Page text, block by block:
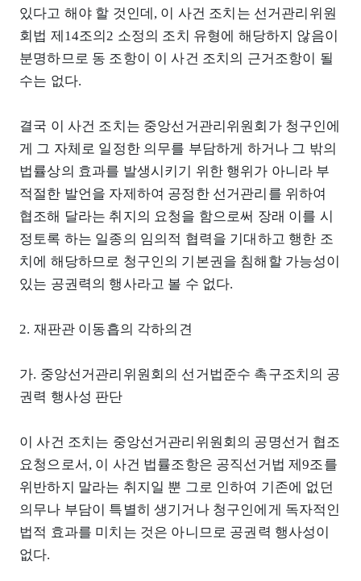
있다고 해야 할 것인데, 이 사건 조치는 선거관리위원
회법 제14조의2 소정의 조치 유형에 해당하지 않음이
분명하므로 동 조항이 이 사건 조치의 근거조항이 될
수는 없다.
결국 이 사건 조치는 중앙선거관리위원회가 청구인에
게 그 자체로 일정한 의무를 부담하게 하거나 그 밖의
법률상의 효과를 발생시키기 위한 행위가 아니라 부
적절한 발언을 자제하여 공정한 선거관리를 위하여
협조해 달라는 취지의 요청을 함으로써 장래 이를 시
정토록 하는 일종의 임의적 협력을 기대하고 행한 조
치에 해당하므로 청구인의 기본권을 침해할 가능성이
있는 공권력의 행사라고 볼 수 없다.
2. 재판관 이동흡의 각하의견
가. 중앙선거관리위원회의 선거법준수 촉구조치의 공
권력 행사성 판단
이 사건 조치는 중앙선거관리위원회의 공명선거 협조
요청으로서, 이 사건 법률조항은 공직선거법 제9조를
위반하지 말라는 취지일 뿐 그로 인하여 기존에 없던
의무나 부담이 특별히 생기거나 청구인에게 독자적인
법적 효과를 미치는 것은 아니므로 공권력 행사성이
없다.